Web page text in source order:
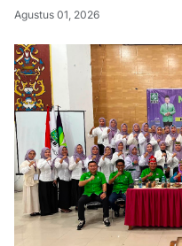
Agustus 01, 2026